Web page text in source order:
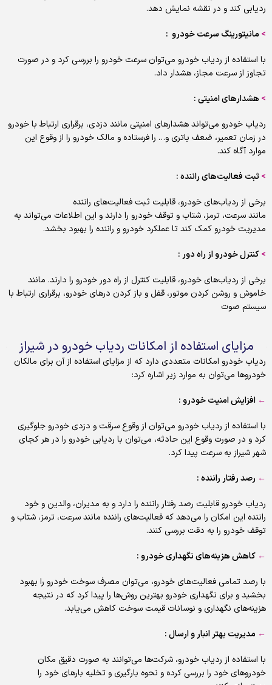
ردیابی کند و در نقشه نمایش دهد.
> مانیتورینگ سرعت خودرو :
با استفاده از ردیاب خودرو می‌توان سرعت خودرو را بررسی کرد و در صورت
تجاوز از سرعت مجاز، هشدار داد.
> هشدارهای امنیتی :
ردیاب خودرو می‌تواند هشدارهای امنیتی مانند دزدی، برقراری ارتباط با خودرو
در زمان تعمیر، ضعف باتری و… را فرستاده و مالک خودرو را از وقوع این
موارد آگاه کند.
>ثبت فعالیت‌های راننده :
برخی از ردیاب‌های خودرو، قابلیت ثبت فعالیت‌های راننده
مانند سرعت، ترمز، شتاب و توقف خودرو را دارند و این اطلاعات می‌تواند به
مدیریت خودرو کمک کند تا عملکرد خودرو و راننده را بهبود بخشد.
>کنترل خودرو از راه دور :
برخی از ردیاب‌های خودرو، قابلیت کنترل از راه دور خودرو را دارند. مانند
خاموش و روشن کردن موتور، قفل و باز کردن درهای خودرو، برقراری ارتباط با
سیستم صوت
مزایای استفاده از امکانات ردیاب خودرو در شیراز
ردیاب خودرو امکانات متعددی دارد که از مزایای استفاده از آن برای مالکان
خودروها می‌توان به موارد زیر اشاره کرد:
← افزایش امنیت خودرو :
با استفاده از ردیاب خودرو می‌توان از وقوع سرقت و دزدی خودرو جلوگیری
کرد و در صورت وقوع این حادثه، می‌توان با ردیابی خودرو را در هر کجای
شهر شیراز به سرعت پیدا کرد.
← رصد رفتار راننده :
ردیاب خودرو قابلیت رصد رفتار راننده را دارد و به مدیران، والدین و خود
راننده این امکان را می‌دهد که فعالیت‌های راننده مانند سرعت، ترمز، شتاب و
توقف خودرو را به دقت بررسی کنند.
← کاهش هزینه‌های نگهداری خودرو :
با رصد تمامی فعالیت‌های خودرو، می‌توان مصرف سوخت خودرو را بهبود
بخشید و برای نگهداری خودرو بهترین روش‌ها را پیدا کرد که در نتیجه
هزینه‌های نگهداری و نوسانات قیمت سوخت کاهش می‌یابد.
← مدیریت بهتر انبار و ارسال :
با استفاده از ردیاب خودرو، شرکت‌ها می‌توانند به صورت دقیق مکان
خودروهای خود را بررسی کرده و نحوه بارگیری و تخلیه بارهای خود را